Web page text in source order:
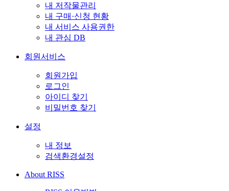
내 저작물관리
내 구매·신청 현황
내 서비스 사용권한
내 관심 DB
회원서비스
회원가입
로그인
아이디 찾기
비밀번호 찾기
설정
내 정보
검색환경설정
About RISS